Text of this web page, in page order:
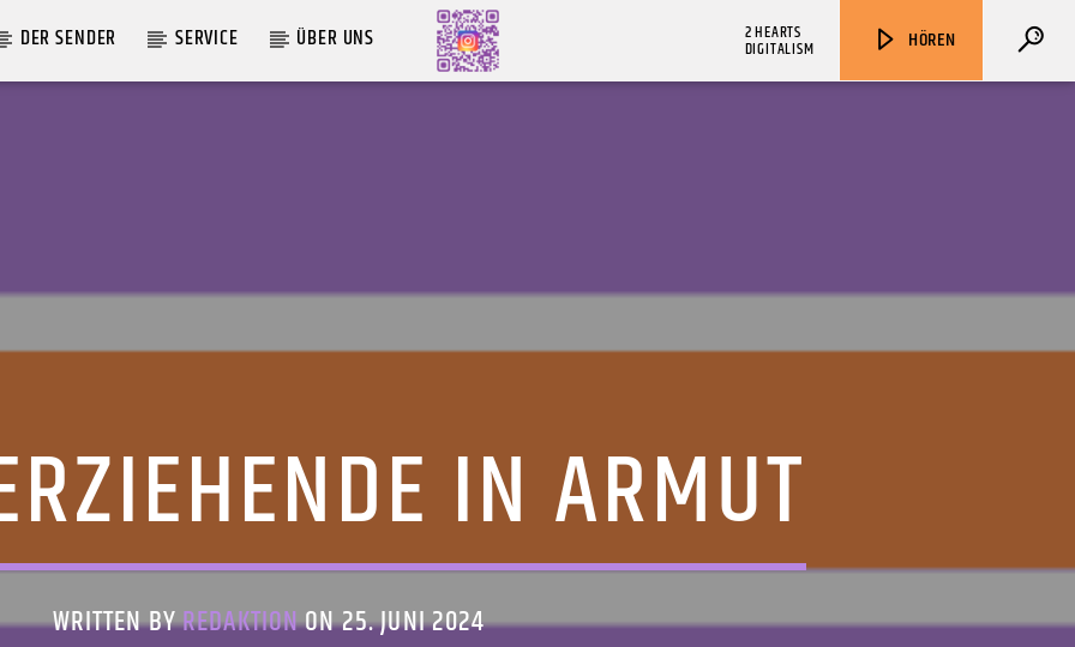
DER SENDER SERVICE ÜBER UNS HÖREN
2 HEARTS
DIGITALISM
IN ARMUT
WRITTEN BYREDAKTIONON 25. JUNI 2024